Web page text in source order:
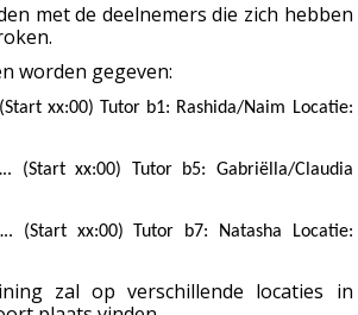
met de deelnemers die zich hebben
worden gegeven:
xx:00) Tutor b1: Rashida/Naim Locatie:
(Start xx:00) Tutor b5: Gabriëlla/Claudia
(Start xx:00) Tutor b7: Natasha Locatie:
zal op verschillende locaties in